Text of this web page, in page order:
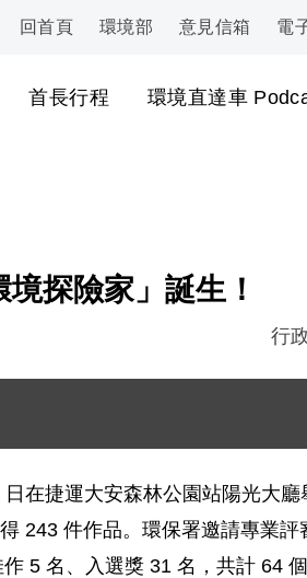
回首頁 環境部 意見信箱 電
首長行程 環境直達車
探險家」誕生！
行
在捷運大安森林公園站陽光大廳
243 件作品。環保署邀請專業評
5 名、入選獎 31 名，共計 64